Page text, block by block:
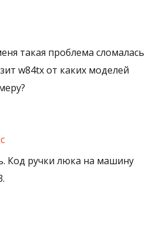
такая проблема сломалась
w84tx от каких моделей
Код ручки люка на машину